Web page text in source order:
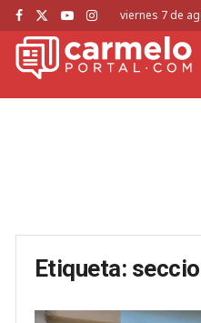
viernes 7 de
Etiqueta: